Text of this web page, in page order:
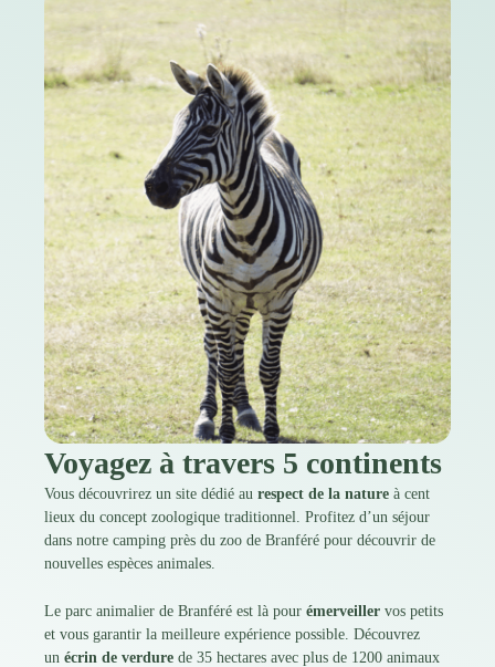
Voyagez à travers 5 continents
Vous découvrirez un site dédié au respect de la nature à cent
lieux du concept zoologique traditionnel. Profitez d’un séjour
dans notre camping près du zoo de Branféré pour découvrir de
nouvelles espèces animales.
Le parc animalier de Branféré est là pour émerveiller vos petits
et vous garantir la meilleure expérience possible. Découvrez
un écrin de verdure de 35 hectares avec plus de 1200 animaux